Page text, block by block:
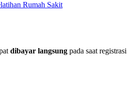
Rumah Sakit
dibayar langsung pada saat registrasi